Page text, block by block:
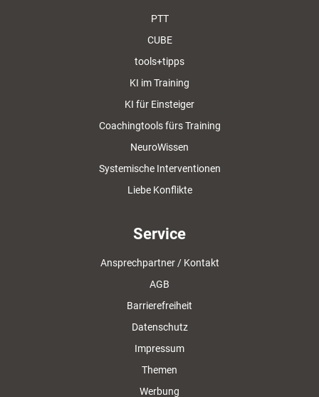
PTT
CUBE
tools+tipps
KI im Training
KI für Einsteiger
Coachingtools fürs Training
NeuroWissen
Systemische Interventionen
Liebe Konflikte
Service
Ansprechpartner / Kontakt
AGB
Barrierefreiheit
Datenschutz
Impressum
Themen
Werbung